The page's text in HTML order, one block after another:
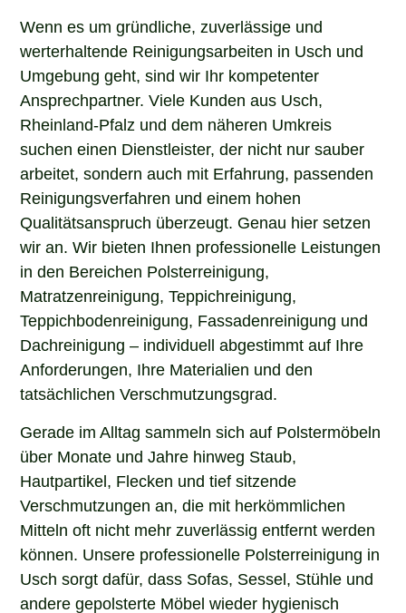
Wenn es um gründliche, zuverlässige und
werterhaltende Reinigungsarbeiten in Usch und
Umgebung geht, sind wir Ihr kompetenter
Ansprechpartner. Viele Kunden aus Usch,
Rheinland-Pfalz und dem näheren Umkreis
suchen einen Dienstleister, der nicht nur sauber
arbeitet, sondern auch mit Erfahrung, passenden
Reinigungsverfahren und einem hohen
Qualitätsanspruch überzeugt. Genau hier setzen
wir an. Wir bieten Ihnen professionelle Leistungen
in den Bereichen Polsterreinigung,
Matratzenreinigung, Teppichreinigung,
Teppichbodenreinigung, Fassadenreinigung und
Dachreinigung – individuell abgestimmt auf Ihre
Anforderungen, Ihre Materialien und den
tatsächlichen Verschmutzungsgrad.
Gerade im Alltag sammeln sich auf Polstermöbeln
über Monate und Jahre hinweg Staub,
Hautpartikel, Flecken und tief sitzende
Verschmutzungen an, die mit herkömmlichen
Mitteln oft nicht mehr zuverlässig entfernt werden
können. Unsere professionelle Polsterreinigung in
Usch sorgt dafür, dass Sofas, Sessel, Stühle und
andere gepolsterte Möbel wieder hygienisch